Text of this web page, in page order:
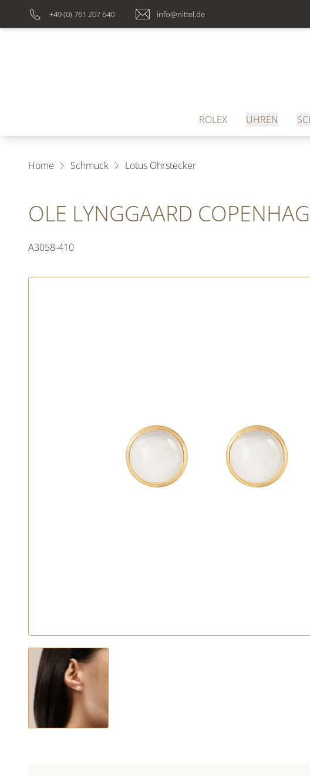
+49 (0) 761 207 640 info@nittel.de
ROLEX UHREN
Home Schmuck Lotus Ohrstecker
OLE LYNGGAARD
A3058-410